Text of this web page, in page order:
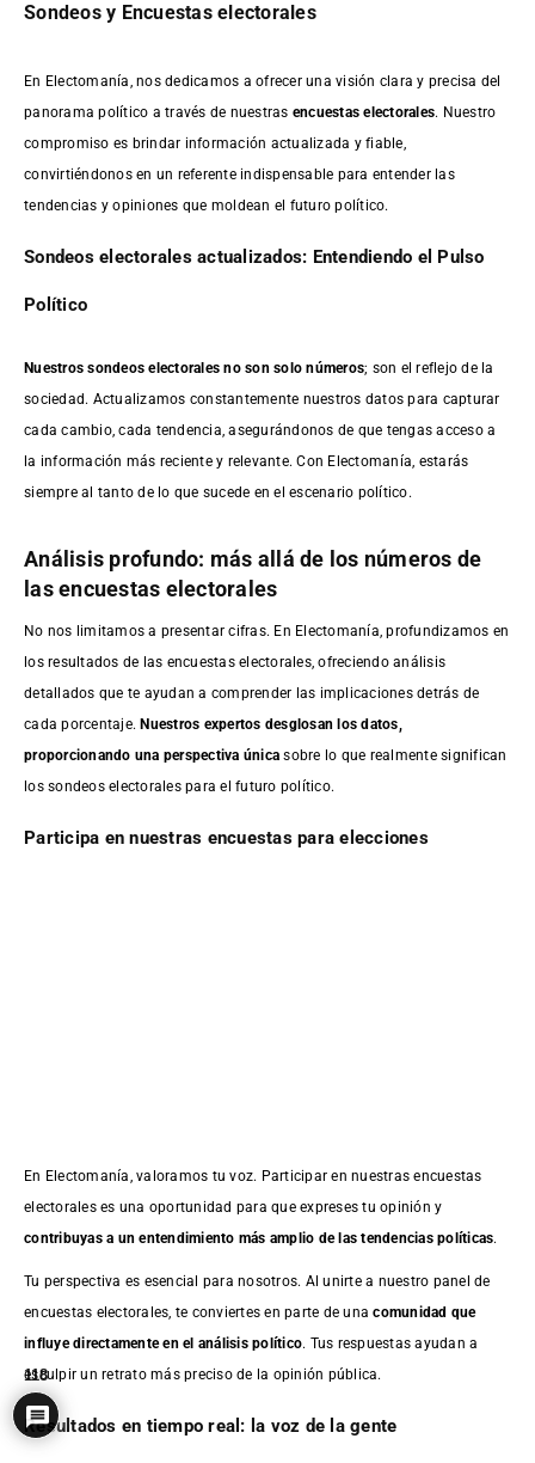
Sondeos y Encuestas electorales
En Electomanía, nos dedicamos a ofrecer una visión clara y precisa del
panorama político a través de nuestras encuestas electorales. Nuestro
compromiso es brindar información actualizada y fiable,
convirtiéndonos en un referente indispensable para entender las
tendencias y opiniones que moldean el futuro político.
Sondeos electorales actualizados: Entendiendo el Pulso
Político
Nuestros sondeos electorales no son solo números; son el reflejo de la
sociedad. Actualizamos constantemente nuestros datos para capturar
cada cambio, cada tendencia, asegurándonos de que tengas acceso a
la información más reciente y relevante. Con Electomanía, estarás
siempre al tanto de lo que sucede en el escenario político.
Análisis profundo: más allá de los números de
las encuestas electorales
No nos limitamos a presentar cifras. En Electomanía, profundizamos en
los resultados de las encuestas electorales, ofreciendo análisis
detallados que te ayudan a comprender las implicaciones detrás de
cada porcentaje.Nuestros expertos desglosan los datos,
proporcionando una perspectiva única sobre lo que realmente significan
los sondeos electorales para el futuro político.
Participa en nuestras encuestas para elecciones
En Electomanía, valoramos tu voz. Participar en nuestras encuestas
electorales es una oportunidad para que expreses tu opinión y
contribuyas a un entendimiento más amplio de las tendencias políticas.
Tu perspectiva es esencial para nosotros. Al unirte a nuestro panel de
encuestas electorales, te conviertes en parte de unacomunidad que
influye directamente en el análisis político. Tus respuestas ayudan a
esculpir un retrato más preciso de la opinión pública.
Resultados en tiempo real: la voz de la gente
118